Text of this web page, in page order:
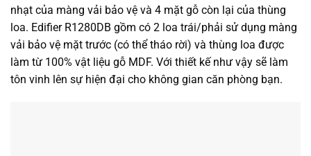
nhạt của màng vải bảo vệ và 4 mặt gỗ còn lại của thùng
loa. Edifier R1280DB gồm có 2 loa trái/phải sử dụng màng
vải bảo vệ mặt trước (có thể tháo rời) và thùng loa được
làm từ 100% vật liệu gỗ MDF. Với thiết kế như vậy sẽ làm
tôn vinh lên sự hiện đại cho không gian căn phòng bạn.